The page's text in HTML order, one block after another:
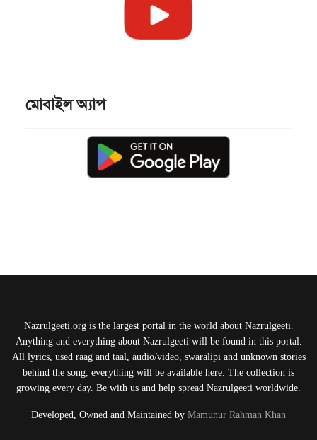
মোবাইল অ্যাপ
Nazrulgeeti.org is the largest portal in the world about Nazrulgeeti.
Anything and everything about Nazrulgeeti will be found in this portal.
All lyrics, used raag and taal, audio/video, swaralipi and unknown stories
behind the song, everything will be available here. The collection is
growing every day. Be with us and help spread Nazrulgeeti worldwide.
Developed, Owned and Maintained by Mamunur Rahman Khan